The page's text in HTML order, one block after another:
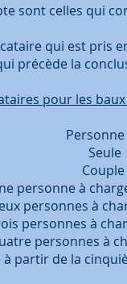
sont celles qui
qui est pris
précède la
pour les
Bis
38
57
une personne
deux
trois personnes
personnes
à partir de la